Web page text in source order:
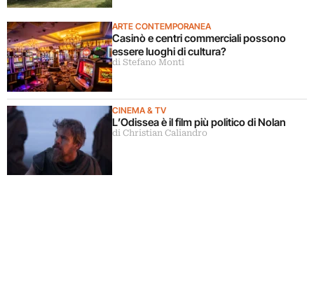
ARTE CONTEMPORANEA
Casinò e centri commerciali possono
essere luoghi di cultura?
di Stefano Monti
CINEMA & TV
L’Odissea è il film più politico di Nolan
di Christian Caliandro